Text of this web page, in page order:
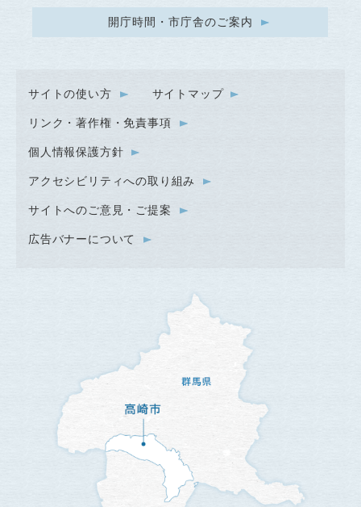
開庁時間・市庁舎のご案内
サイトの使い方 サイトマップ
リンク・著作権・免責事項
個人情報保護方針
アクセシビリティへの取り組み
サイトへのご意見・ご提案
広告バナーについて